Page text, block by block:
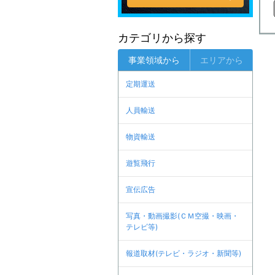
カテゴリから探す
事業領域から エリアから
定期運送
人員輸送
物資輸送
遊覧飛行
宣伝広告
写真・動画撮影(ＣＭ空撮・映画・
テレビ等)
報道取材(テレビ・ラジオ・新聞等)